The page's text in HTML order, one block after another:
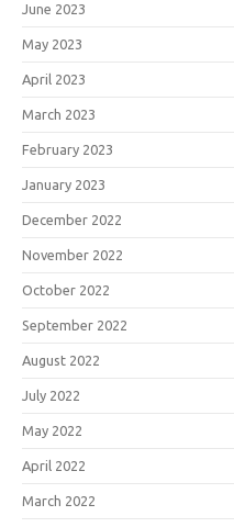
June 2023
May 2023
April 2023
March 2023
February 2023
January 2023
December 2022
November 2022
October 2022
September 2022
August 2022
July 2022
May 2022
April 2022
March 2022